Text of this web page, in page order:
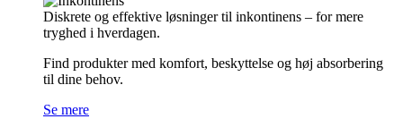
Diskrete og effektive løsninger til inkontinens – for mere
tryghed i hverdagen.
Find produkter med komfort, beskyttelse og høj absorbering
til dine behov.
Se mere